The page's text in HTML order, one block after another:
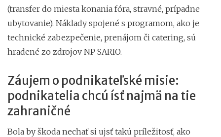
(transfer do miesta konania fóra, stravné, prípadne
ubytovanie). Náklady spojené s programom, ako je
technické zabezpečenie, prenájom či catering, sú
hradené zo zdrojov NP SARIO.
Záujem o podnikateľské misie:
podnikatelia chcú ísť najmä na tie
zahraničné
Bola by škoda nechať si ujsť takú príležitosť, ako